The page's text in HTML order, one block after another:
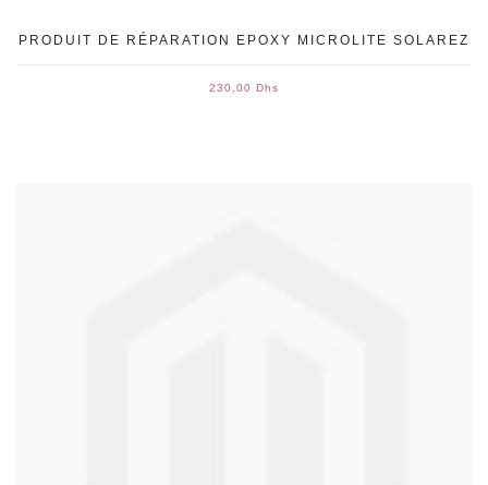
PRODUIT DE RÉPARATION EPOXY MICROLITE SOLAREZ
230,00 Dhs